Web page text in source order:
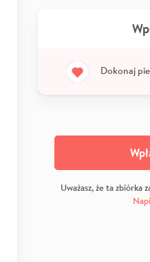
Dokonaj
Uważasz, że ta zbiórka